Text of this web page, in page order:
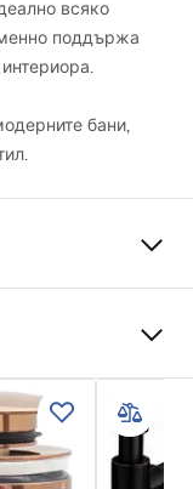
всяко
поддържа
бани,
керамика